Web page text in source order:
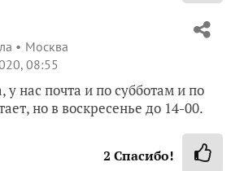
Москва
08:55
нас почта и по субботам и по
но в воскресенье до 14-00.
2 Спасибо!